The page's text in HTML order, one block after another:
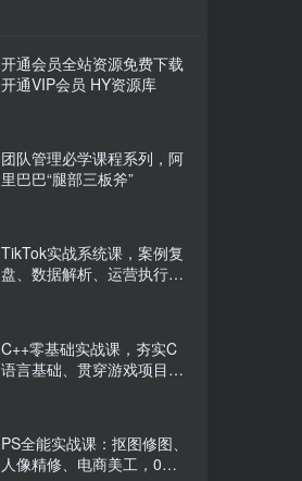
开通会员全站资源免费下载
开通VIP会员 HY资源库
团队管理必学课程系列，阿
里巴巴“腿部三板斧”
TikTok实战系统课，案例复
盘、数据解析、运营执行，
C++零基础实战课，夯实C
语言基础、贯穿游戏项目、
PS全能实战课：抠图修图、
人像精修、电商美工，0基